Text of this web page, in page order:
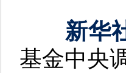
新华
基金中央